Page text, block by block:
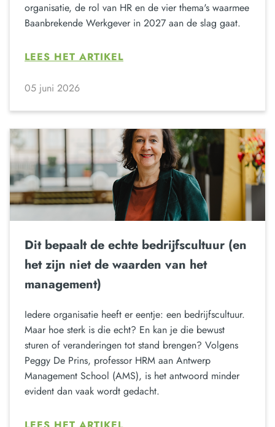
organisatie, de rol van HR en de vier thema's waarmee
Baanbrekende Werkgever in 2027 aan de slag gaat.
LEES HET ARTIKEL
05 juni 2026
Dit bepaalt de echte bedrijfscultuur (en
het zijn niet de waarden van het
management)
Iedere organisatie heeft er eentje: een bedrijfscultuur.
Maar hoe sterk is die echt? En kan je die bewust
sturen of veranderingen tot stand brengen? Volgens
Peggy De Prins, professor HRM aan Antwerp
Management School (AMS), is het antwoord minder
evident dan vaak wordt gedacht.